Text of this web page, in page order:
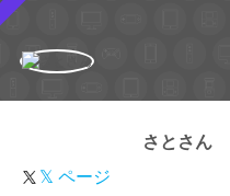
さとさん
𝕏 ページ